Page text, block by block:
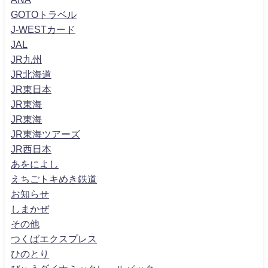
GOTOトラベル
J-WESTカード
JAL
JR九州
JR北海道
JR東日本
JR東海
JR東海
JR東海ツアーズ
JR西日本
あをによし
えちごトキめき鉄道
お知らせ
しまかぜ
その他
つくばエクスプレス
ひのとり